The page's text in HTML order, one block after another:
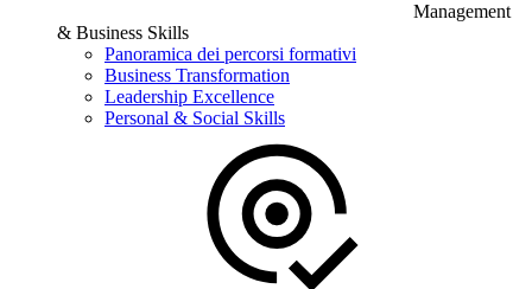
Management
& Business Skills
Panoramica dei percorsi formativi
Business Transformation
Leadership Excellence
Personal & Social Skills